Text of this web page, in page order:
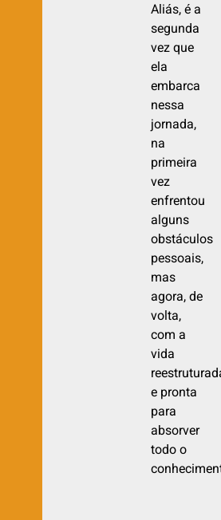
Aliás, é a
segunda
vez que
ela
embarca
nessa
jornada,
na
primeira
vez
enfrentou
alguns
obstáculos
pessoais,
mas
agora, de
volta,
com a
vida
e pronta
para
absorver
todo o